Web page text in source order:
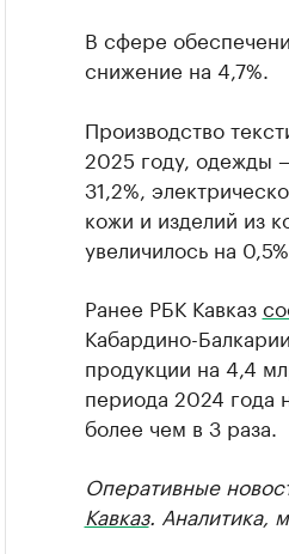
В сфере
снижение на 4,7%.
Производство
2025 году, одежды
31,2%,
кожи и изделий из
увеличилось на 0,5%.
Ранее РБК Кавказ
Кабардино-
продукции на 4,4
периода 2024 года
более чем в 3 раза.
Оперативные
Кавказ. Аналитика,